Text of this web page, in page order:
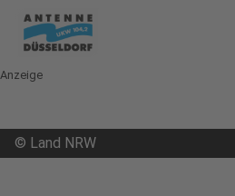
Anzeige
© Land NRW